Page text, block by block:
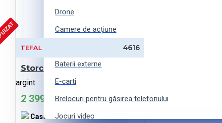
Drone
Camere de acțiune
Baterii externe
E-carti
Brelocuri pentru găsirea telefonului
Jocuri video
TEFAL 4616
Storcator Tefal ELEA DUO
argint
2 399 MDL
Cashback:48 MDL